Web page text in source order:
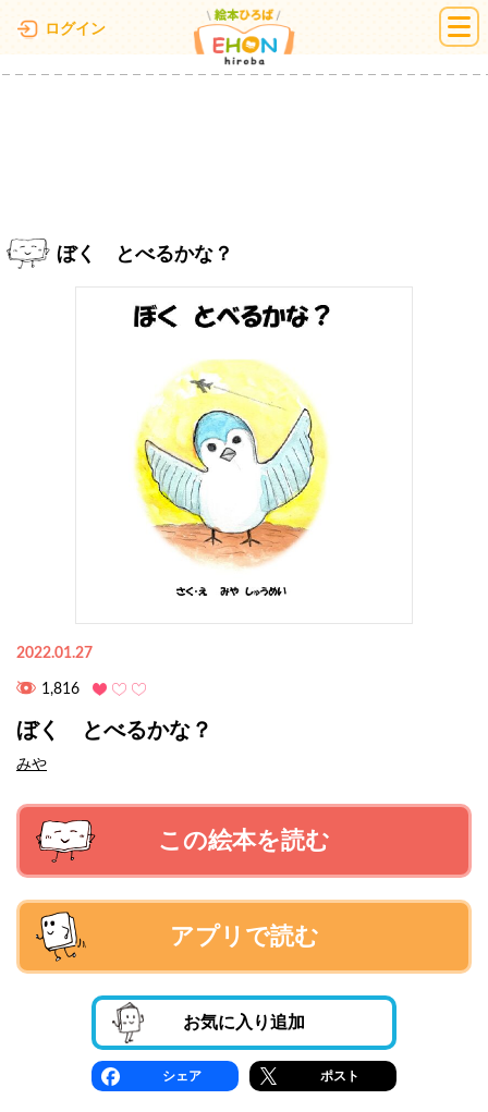
ログイン 絵本ひろば
ぼく とべるかな？
2022.01.27
1,816
ぼく とべるかな？
みや
この絵本を読む
アプリで読む
お気に入り追加
シェア ポスト